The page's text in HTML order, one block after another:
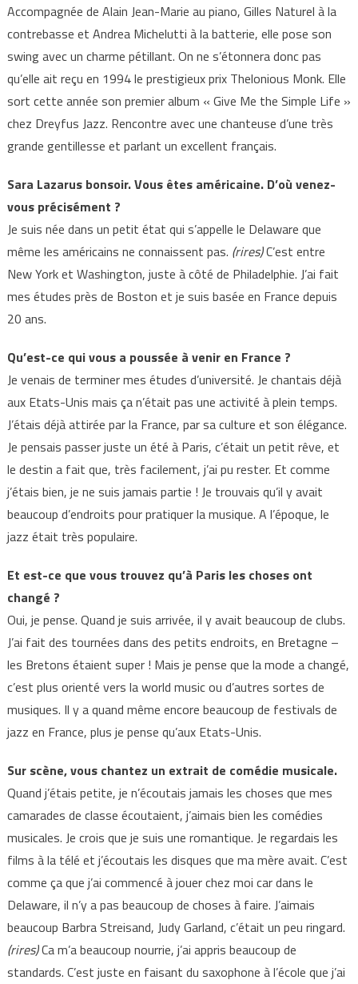
Accompagnée de Alain Jean-Marie au piano, Gilles Naturel à la
contrebasse et Andrea Michelutti à la batterie, elle pose son
swing avec un charme pétillant. On ne s’étonnera donc pas
qu’elle ait reçu en 1994 le prestigieux prix Thelonious Monk. Elle
sort cette année son premier album « Give Me the Simple Life »
chez Dreyfus Jazz. Rencontre avec une chanteuse d’une très
grande gentillesse et parlant un excellent français.
Sara Lazarus bonsoir. Vous êtes américaine. D’où venez-
vous précisément ?
Je suis née dans un petit état qui s’appelle le Delaware que
même les américains ne connaissent pas. (rires)C’est entre
New York et Washington, juste à côté de Philadelphie. J’ai fait
mes études près de Boston et je suis basée en France depuis
20 ans.
Qu’est-ce qui vous a poussée à venir en France ?
Je venais de terminer mes études d’université. Je chantais déjà
aux Etats-Unis mais ça n’était pas une activité à plein temps.
J’étais déjà attirée par la France, par sa culture et son élégance.
Je pensais passer juste un été à Paris, c’était un petit rêve, et
le destin a fait que, très facilement, j’ai pu rester. Et comme
j’étais bien, je ne suis jamais partie ! Je trouvais qu’il y avait
beaucoup d’endroits pour pratiquer la musique. A l’époque, le
jazz était très populaire.
Et est-ce que vous trouvez qu’à Paris les choses ont
changé ?
Oui, je pense. Quand je suis arrivée, il y avait beaucoup de clubs.
J’ai fait des tournées dans des petits endroits, en Bretagne –
les Bretons étaient super ! Mais je pense que la mode a changé,
c’est plus orienté vers la world music ou d’autres sortes de
musiques. Il y a quand même encore beaucoup de festivals de
jazz en France, plus je pense qu’aux Etats-Unis.
Sur scène, vous chantez un extrait de comédie musicale.
Quand j’étais petite, je n’écoutais jamais les choses que mes
camarades de classe écoutaient, j’aimais bien les comédies
musicales. Je crois que je suis une romantique. Je regardais les
films à la télé et j’écoutais les disques que ma mère avait. C’est
comme ça que j’ai commencé à jouer chez moi car dans le
Delaware, il n’y a pas beaucoup de choses à faire. J’aimais
beaucoup Barbra Streisand, Judy Garland, c’était un peu ringard.
(rires)Ca m’a beaucoup nourrie, j’ai appris beaucoup de
standards. C’est juste en faisant du saxophone à l’école que j’ai